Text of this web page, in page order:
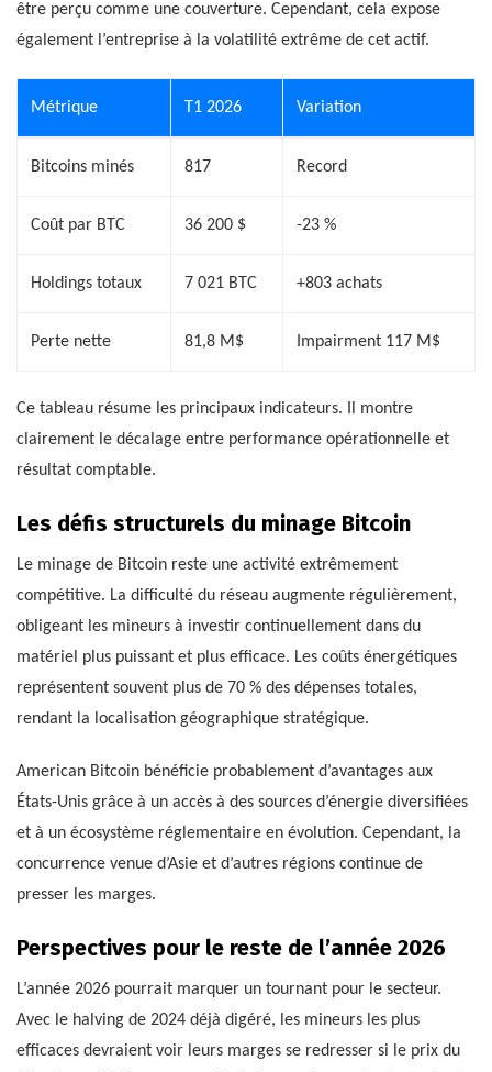
être perçu comme une couverture. Cependant, cela expose
également l’entreprise à la volatilité extrême de cet actif.
Métrique T1 2026 Variation
Bitcoins minés 817 Record
Coût par BTC 36 200 $ -23 %
Holdings totaux 7 021 BTC +803 achats
Perte nette 81,8 M$ Impairment 117 M$
Ce tableau résume les principaux indicateurs. Il montre
clairement le décalage entre performance opérationnelle et
résultat comptable.
Les défis structurels du minage Bitcoin
Le minage de Bitcoin reste une activité extrêmement
compétitive. La difficulté du réseau augmente régulièrement,
obligeant les mineurs à investir continuellement dans du
matériel plus puissant et plus efficace. Les coûts énergétiques
représentent souvent plus de 70 % des dépenses totales,
rendant la localisation géographique stratégique.
American Bitcoin bénéficie probablement d’avantages aux
États-Unis grâce à un accès à des sources d’énergie diversifiées
et à un écosystème réglementaire en évolution. Cependant, la
concurrence venue d’Asie et d’autres régions continue de
presser les marges.
Perspectives pour le reste de l’année 2026
L’année 2026 pourrait marquer un tournant pour le secteur.
Avec le halving de 2024 déjà digéré, les mineurs les plus
efficaces devraient voir leurs marges se redresser si le prix du